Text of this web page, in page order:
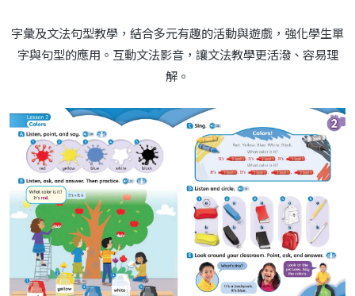
字彙及文法句型教學，結合多元有趣的活動與遊戲，強化學生單
字與句型的應用。互動文法影音，讓文法教學更活潑、容易理
解。